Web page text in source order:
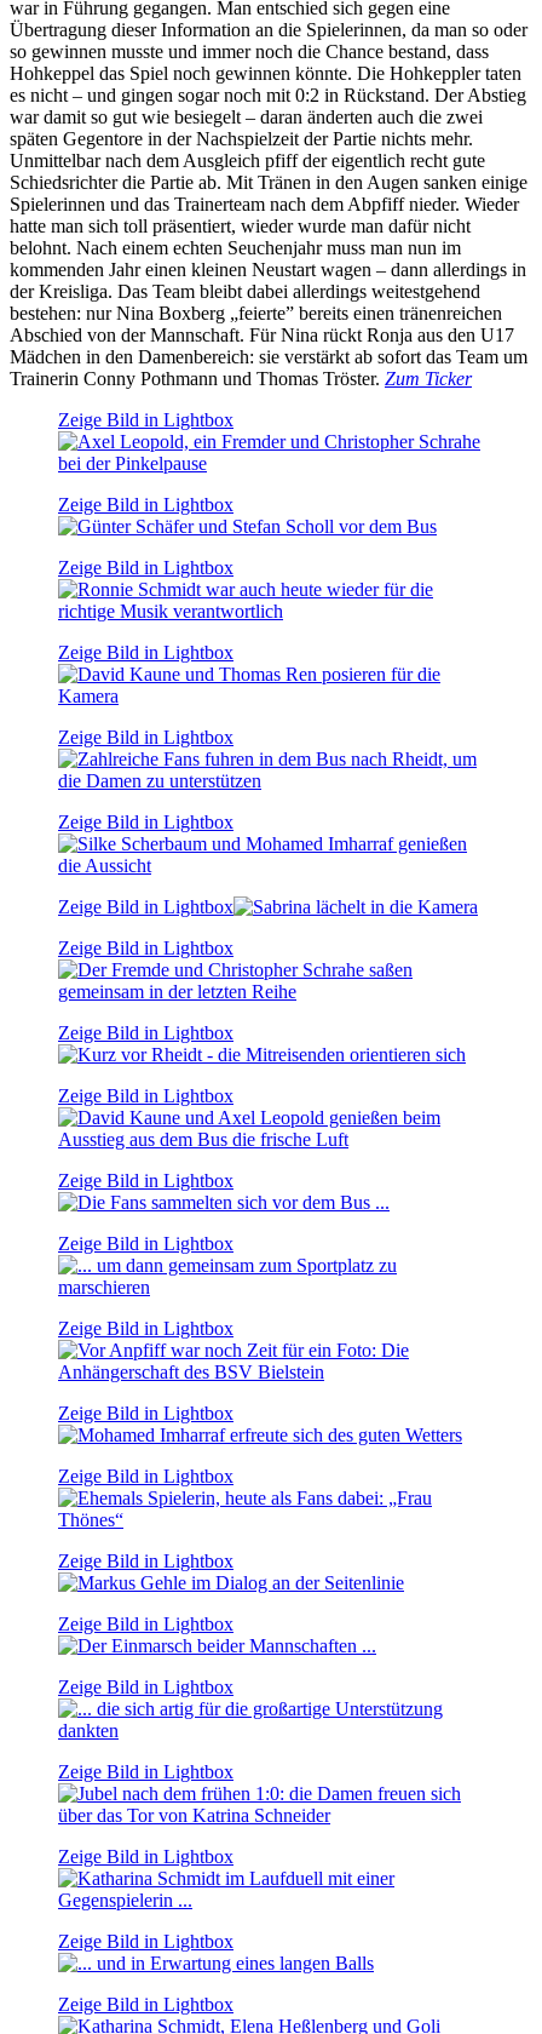
war in Führung gegangen. Man entschied sich gegen eine
Übertragung dieser Information an die Spielerinnen, da man so oder
so gewinnen musste und immer noch die Chance bestand, dass
Hohkeppel das Spiel noch gewinnen könnte. Die Hohkeppler taten
es nicht – und gingen sogar noch mit 0:2 in Rückstand. Der Abstieg
war damit so gut wie besiegelt – daran änderten auch die zwei
späten Gegentore in der Nachspielzeit der Partie nichts mehr.
Unmittelbar nach dem Ausgleich pfiff der eigentlich recht gute
Schiedsrichter die Partie ab. Mit Tränen in den Augen sanken einige
Spielerinnen und das Trainerteam nach dem Abpfiff nieder. Wieder
hatte man sich toll präsentiert, wieder wurde man dafür nicht
belohnt. Nach einem echten Seuchenjahr muss man nun im
kommenden Jahr einen kleinen Neustart wagen – dann allerdings in
der Kreisliga. Das Team bleibt dabei allerdings weitestgehend
bestehen: nur Nina Boxberg „feierte” bereits einen tränenreichen
Abschied von der Mannschaft. Für Nina rückt Ronja aus den U17
Mädchen in den Damenbereich: sie verstärkt ab sofort das Team um
Trainerin Conny Pothmann und Thomas Tröster. Zum Ticker
Zeige Bild in Lightbox
Zeige Bild in Lightbox
Zeige Bild in Lightbox
Zeige Bild in Lightbox
Zeige Bild in Lightbox
Zeige Bild in Lightbox
Zeige Bild in Lightbox
Zeige Bild in Lightbox
Zeige Bild in Lightbox
Zeige Bild in Lightbox
Zeige Bild in Lightbox
Zeige Bild in Lightbox
Zeige Bild in Lightbox
Zeige Bild in Lightbox
Zeige Bild in Lightbox
Zeige Bild in Lightbox
Zeige Bild in Lightbox
Zeige Bild in Lightbox
Zeige Bild in Lightbox
Zeige Bild in Lightbox
Zeige Bild in Lightbox
Zeige Bild in Lightbox